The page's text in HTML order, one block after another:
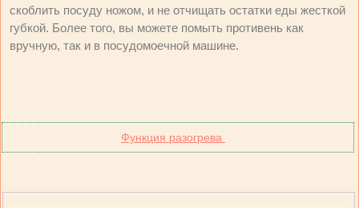
скоблить посуду ножом, и не отчищать остатки еды жесткой
губкой. Более того, вы можете помыть противень как
вручную, так и в посудомоечной машине.
Функция разогрева